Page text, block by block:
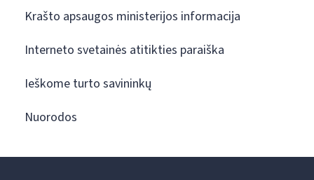
Krašto apsaugos ministerijos informacija
Interneto svetainės atitikties paraiška
Ieškome turto savininkų
Nuorodos